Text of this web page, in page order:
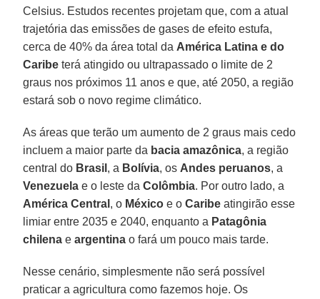
Celsius. Estudos recentes projetam que, com a atual
trajetória das emissões de gases de efeito estufa,
cerca de 40% da área total da América Latina e do
Caribe terá atingido ou ultrapassado o limite de 2
graus nos próximos 11 anos e que, até 2050, a região
estará sob o novo regime climático.
As áreas que terão um aumento de 2 graus mais cedo
incluem a maior parte da bacia amazônica, a região
central do Brasil , a Bolívia, os Andes peruanos, a
Venezuela e o leste daColômbia. Por outro lado, a
América Central , o México e oCaribe atingirão esse
limiar entre 2035 e 2040, enquanto a Patagônia
chilena eargentina o fará um pouco mais tarde.
Nesse cenário, simplesmente não será possível
praticar a agricultura como fazemos hoje. Os